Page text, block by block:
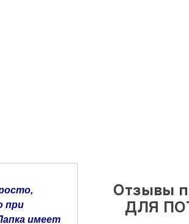
при
имеет
Отзывы
ДЛЯ